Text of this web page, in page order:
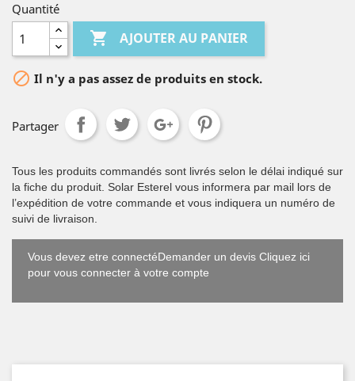
Quantité
 AJOUTER AU PANIER
 Il n'y a pas assez de produits en stock.
Partager
Tous les produits commandés sont livrés selon le délai indiqué sur
la fiche du produit. Solar Esterel vous informera par mail lors de
l’expédition de votre commande et vous indiquera un numéro de
suivi de livraison.
Vous devez etre connectéDemander un devis Cliquez ici
pour vous connecter à votre compte